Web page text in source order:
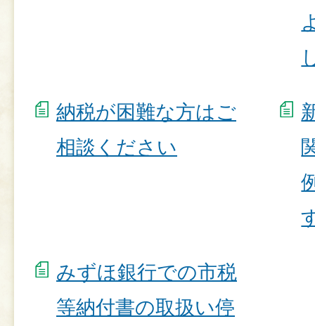
納税が困難な方はご
相談ください
みずほ銀行での市税
等納付書の取扱い停